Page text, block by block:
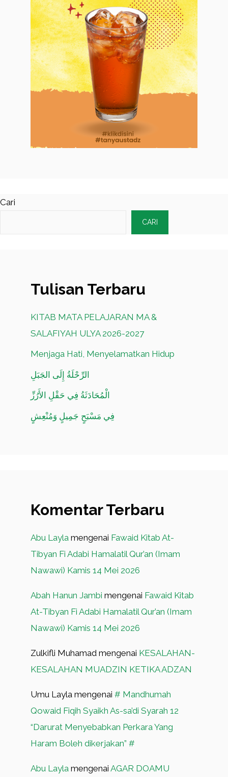
Cari
CARI
Tulisan Terbaru
KITAB MATA PELAJARAN MA &
SALAFIYAH ULYA 2026-2027
Menjaga Hati, Menyelamatkan Hidup
الرِّحْلَةُ إِلَى الجَبَلِ
الْمُحَادَثَةُ فِي حَقْلِ الأَرُزِّ
فِي مَسْبَحٍ جَمِيلٍ وَمُنْعِشٍ
Komentar Terbaru
Abu Layla mengenai Fawaid Kitab At-
Tibyan Fi Adabi Hamalatil Qur’an (Imam
Nawawi) Kamis 14 Mei 2026
Abah Hanun Jambi mengenai Fawaid Kitab
At-Tibyan Fi Adabi Hamalatil Qur’an (Imam
Nawawi) Kamis 14 Mei 2026
Zulkifli Muhamad mengenai KESALAHAN-
KESALAHAN MUADZIN KETIKA ADZAN
Umu Layla mengenai # Mandhumah
Qowaid Fiqih Syaikh As-sa’di Syarah 12
“Darurat Menyebabkan Perkara Yang
Haram Boleh dikerjakan” #
Abu Layla mengenai AGAR DOAMU